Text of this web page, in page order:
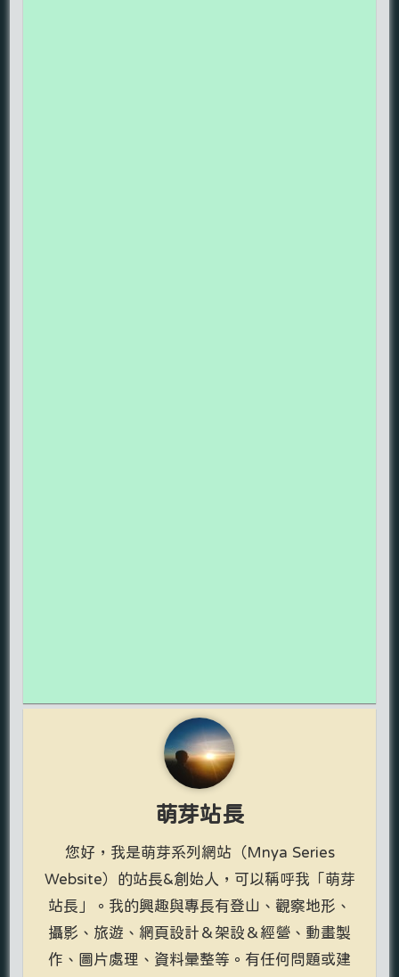
萌芽站長
您好，我是萌芽系列網站（Mnya Series
Website）的站長&創始人，可以稱呼我「萌芽
站長」。我的興趣與專長有登山、觀察地形、
攝影、旅遊、網頁設計＆架設＆經營、動畫製
作、圖片處理、資料彙整等。有任何問題或建